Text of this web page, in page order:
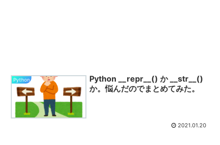
Python
Python __repr__() か __str__()
か。悩んだのでまとめてみた。
2021.01.20